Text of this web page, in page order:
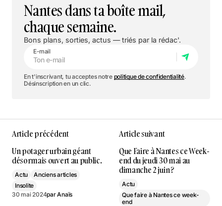
Nantes dans ta boîte mail,
chaque semaine.
Bons plans, sorties, actus — triés par la rédac'.
E-mail
En t'inscrivant, tu acceptes notre politique de confidentialité.
Désinscription en un clic.
Article précédent
Un potager urbain géant
désormais ouvert au public.
Actu
Anciens articles
Insolite
30 mai 2024parAnaïs
Article suivant
Que Faire à Nantes ce Week-
end du jeudi 30 mai au
dimanche 2 juin ?
Actu
Que faire à Nantes ce week-
end